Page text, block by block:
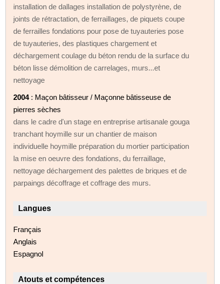
installation de dallages installation de polystyrène, de
joints de rétractation, de ferraillages, de piquets coupe
de ferrailles fondations pour pose de tuyauteries pose
de tuyauteries, des plastiques chargement et
déchargement coulage du béton rendu de la surface du
béton lisse démolition de carrelages, murs...et
nettoyage
2004: Maçon bâtisseur / Maçonne bâtisseuse de
pierres sèches
dans le cadre d'un stage en entreprise artisanale gouga
tranchant hoymille sur un chantier de maison
individuelle hoymille préparation du mortier participation
la mise en oeuvre des fondations, du ferraillage,
nettoyage déchargement des palettes de briques et de
parpaings décoffrage et coffrage des murs.
Langues
Français
Anglais
Espagnol
Atouts et compétences